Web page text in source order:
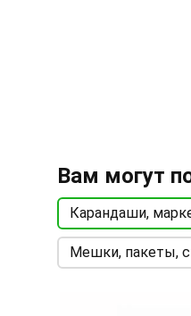
Вам могут
Карандаши,
Мешки, пакеты,